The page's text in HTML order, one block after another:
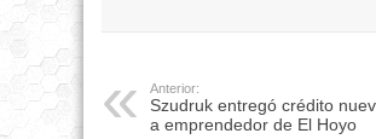
Anterior:
Szudruk entregó crédito
a emprendedor de El Hoyo